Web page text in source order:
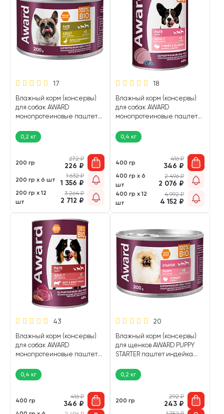
17
Влажный корм (консервы)
для собак AWARD
монопротеиновые паштет
0,2 кг
200 гр
272₽
226 ₽
200 гр х 6 шт
1 632₽
1 356 ₽
200 гр х 12
шт
3 264₽
2 712 ₽
18
Влажный корм (консервы)
для собак AWARD
монопротеиновые паштет
0,4 кг
400 гр
416₽
346 ₽
400 гр х 6
шт
2 496₽
2 076 ₽
400 гр х 12
шт
4 992₽
4 152 ₽
43
Влажный корм (консервы)
для собак AWARD
монопротеиновые паштет
0,4 кг
400 гр
416₽
346 ₽
20
Влажный корм (консервы)
для щенков AWARD PUPPY
STARTER паштет индейка
0,2 кг
200 гр
292₽
243 ₽